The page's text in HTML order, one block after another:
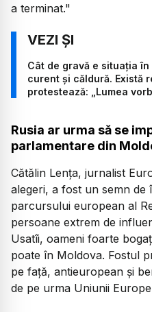
a terminat."
Cât de gravă e situația
curent și căldură. Există
protestează: „Lumea
Rusia ar urma să se
parlamentare din
Cătălin Lența, jurnalist
alegeri, a fost un semn de
parcursului european al
persoane extrem de
Usatîi, oameni foarte
poate în Moldova. Fostul
pe față, antieuropean și
de pe urma Uniunii